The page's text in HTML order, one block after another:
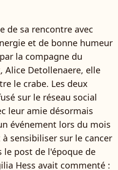
de sa rencontre avec
et de bonne humeur
la compagne du
, Alice Detollenaere, elle
le crabe. Les deux
sur le réseau social
leur amie désormais
événement lors du mois
sensibiliser sur le cancer
le post de l'époque de
Hess avait commenté :